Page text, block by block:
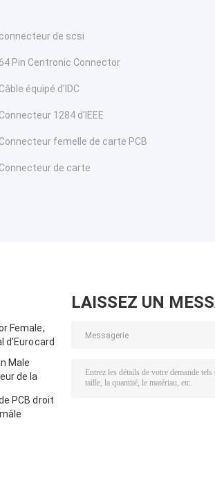
connecteur de scsi
64 Pin Centronic Connector
Câble équipé d'IDC
Connecteur 1284 d'IEEE
Connecteur femelle de carte PCB
Connecteur de carte
Female,
d'Eurocard
Male
de la
PCB droit
LAISSEZ UN